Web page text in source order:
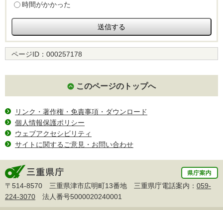
時間がかかった
ページID： 000257178
このページのトップへ
リンク・著作権・免責事項・ダウンロード
個人情報保護ポリシー
ウェブアクセシビリティ
サイトに関するご意見・お問い合わせ
〒514-8570 三重県津市広明町13番地 三重県庁電話案内： 059-
224-3070 法人番号5000020240001